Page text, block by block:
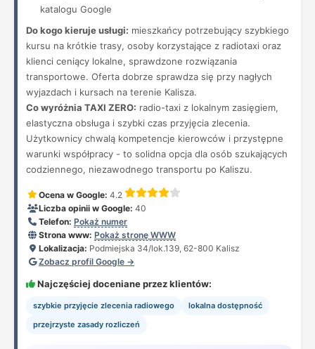
katalogu Google
Do kogo kieruje usługi: mieszkańcy potrzebujący szybkiego
kursu na krótkie trasy, osoby korzystające z radiotaxi oraz
klienci ceniący lokalne, sprawdzone rozwiązania
transportowe. Oferta dobrze sprawdza się przy nagłych
wyjazdach i kursach na terenie Kalisza.
Co wyróżnia TAXI ZERO: radio-taxi z lokalnym zasięgiem,
elastyczna obsługa i szybki czas przyjęcia zlecenia.
Użytkownicy chwalą kompetencje kierowców i przystępne
warunki współpracy - to solidna opcja dla osób szukających
codziennego, niezawodnego transportu po Kaliszu.
Ocena w Google: 4.2
Liczba opinii w Google: 40
Telefon: Pokaż numer
Strona www: Pokaż stronę WWW
Lokalizacja: Podmiejska 34/lok.139, 62-800 Kalisz
Zobacz profil Google →
Najczęściej doceniane przez klientów:
szybkie przyjęcie zlecenia radiowego
lokalna dostępność
przejrzyste zasady rozliczeń